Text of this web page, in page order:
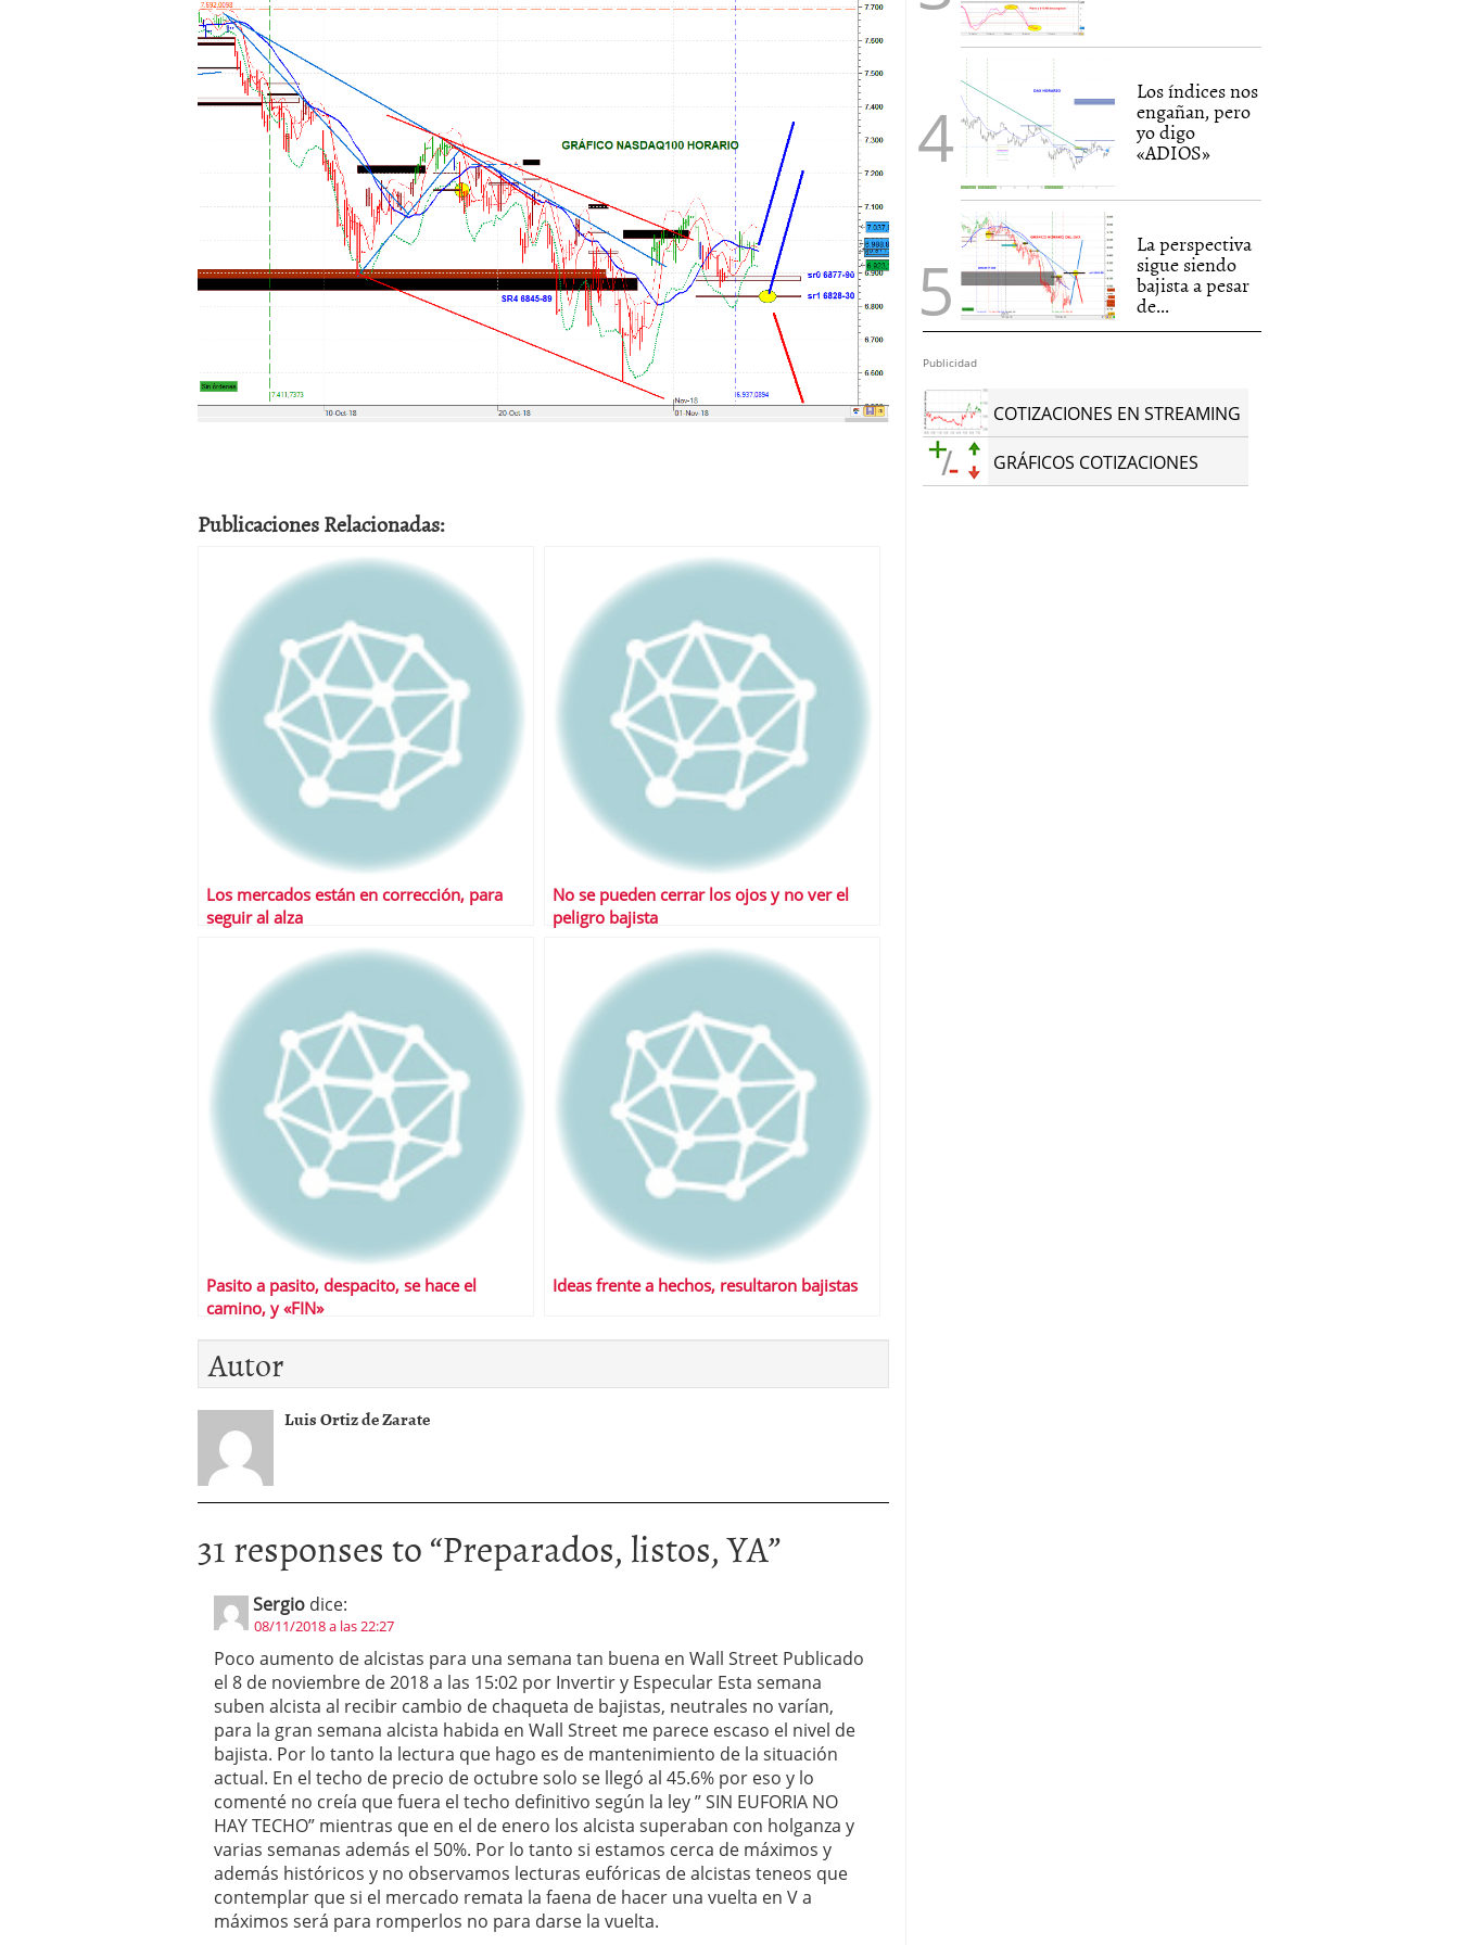
Publicaciones Relacionadas:
Los mercados están en corrección, para
seguir al alza
No se pueden cerrar los ojos y no ver el
peligro bajista
Pasito a pasito, despacito, se hace el
camino, y «FIN»
Ideas frente a hechos, resultaron bajistas
Autor
Luis Ortiz de Zarate
31 responses to “Preparados, listos, YA”
Sergio dice:
08/11/2018 a las 22:27
Poco aumento de alcistas para una semana tan buena en Wall Street Publicado
el 8 de noviembre de 2018 a las 15:02 por Invertir y Especular Esta semana
suben alcista al recibir cambio de chaqueta de bajistas, neutrales no varían,
para la gran semana alcista habida en Wall Street me parece escaso el nivel de
bajista. Por lo tanto la lectura que hago es de mantenimiento de la situación
actual. En el techo de precio de octubre solo se llegó al 45.6% por eso y lo
comenté no creía que fuera el techo definitivo según la ley ” SIN EUFORIA NO
HAY TECHO” mientras que en el de enero los alcista superaban con holganza y
varias semanas además el 50%. Por lo tanto si estamos cerca de máximos y
además históricos y no observamos lecturas eufóricas de alcistas teneos que
contemplar que si el mercado remata la faena de hacer una vuelta en V a
máximos será para romperlos no para darse la vuelta.
Los índices nos
engañan, pero
yo digo
«ADIOS»
La perspectiva
sigue siendo
bajista a pesar
de...
Publicidad
COTIZACIONES EN STREAMING
GRÁFICOS COTIZACIONES